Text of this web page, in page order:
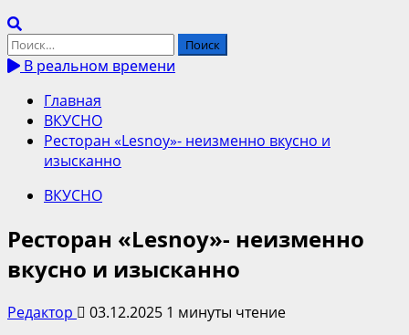
Найти:
В реальном времени
Главная
ВКУСНО
Ресторан «Lesnoy»- неизменно вкусно и
изысканно
ВКУСНО
Ресторан «Lesnoy»- неизменно
вкусно и изысканно
Редактор 03.12.2025 1 минуты чтение